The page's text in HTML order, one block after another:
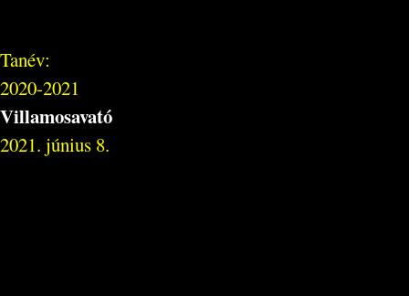
Tanév:
2020-2021
Villamosavató
2021. június 8.